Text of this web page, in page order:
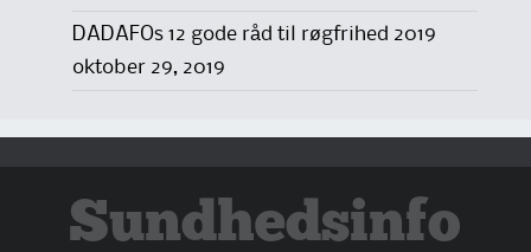
DADAFOs 12 gode råd til røgfrihed 2019
oktober 29, 2019
Sundhedsinfo